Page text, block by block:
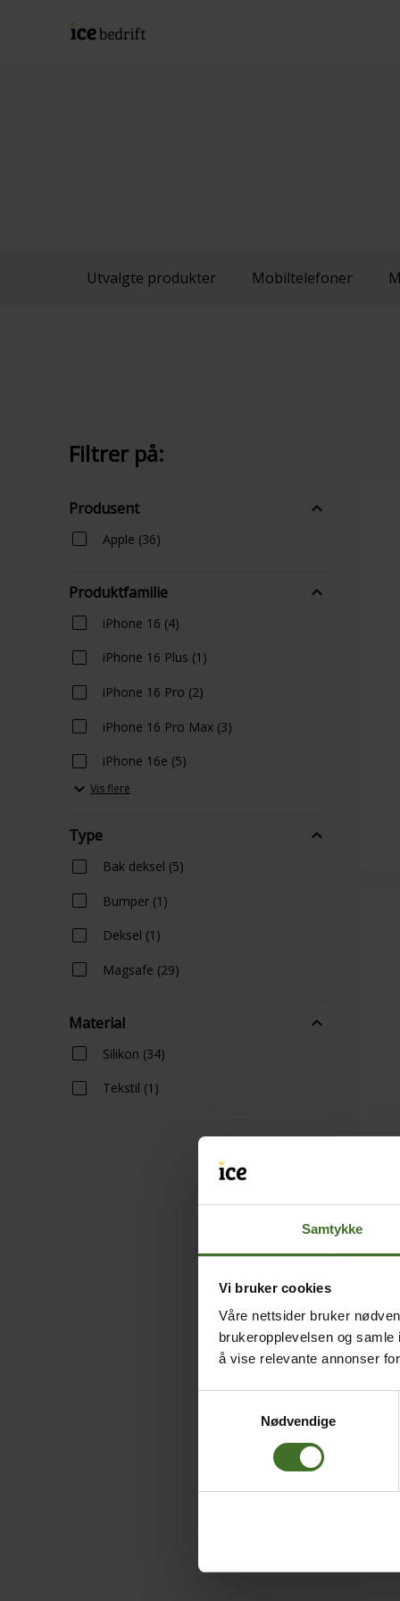
Samtykke
Vi bruker cookies
Våre nettsider bruker
brukeropplevelsen og
å vise relevante annonser
Nødvendige
Utvalgte produkter Mobiltelefoner
Filtrer på:
Produsent
Apple (36)
Produktfamilie
iPhone 16 (4)
iPhone 16 Plus (1)
iPhone 16 Pro (2)
iPhone 16 Pro Max (3)
iPhone 16e (5)
Vis flere
Type
Bak deksel (5)
Bumper (1)
Deksel (1)
Magsafe (29)
Material
Silikon (34)
Tekstil (1)